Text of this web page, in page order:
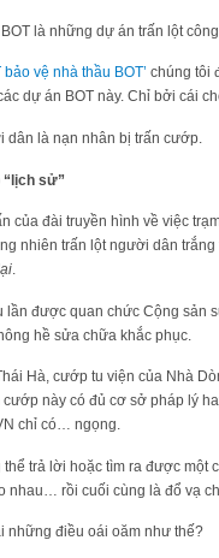
là những dự án trấn lột
bảo vệ nhà thầu BOT’ chúng tôi
dự án BOT này. Chỉ bởi cái
dân là nạn nhân bị trấn cướp.
sử”
của đài truyền hình về việc
nhiên trấn lột người dân
.
lần được quan chức Cộng
hề sửa chữa khắc phục.
Hà, cướp tu viện của Nhà
cướp này có đủ cơ sở pháp lý
chỉ có… ngọng.
trả lời hoặc tìm ra được
nhau… rồi cuối cùng là đổ vạ
những điều oái oăm như thế?